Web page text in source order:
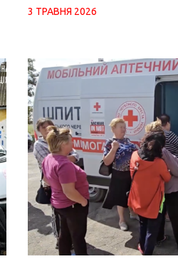
3 ТРАВНЯ 2026